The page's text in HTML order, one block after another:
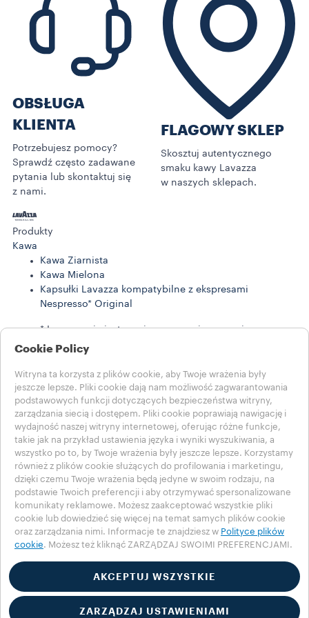
OBSŁUGA
KLIENTA
Potrzebujesz pomocy?
Sprawdź często zadawane
pytania lub skontaktuj się
z nami.
FLAGOWY SKLEP
Skosztuj autentycznego
smaku kawy Lavazza
w naszych sklepach.
Produkty
Kawa
Kawa Ziarnista
Kawa Mielona
Kapsułki Lavazza kompatybilne z ekspresami
Nespresso* Original
* Lavazza nie jest powiązana, wspierana ani
sponsorowana przez Nespresso
HISTORIE LAVAZZA
ZRÓWNOWAŻONY ROZWÓJ
ŚWIAT LAVAZZY
Pomoc
Często zadawane pytania
Skontaktuj się z nami
Zapisy prawne
Warunki użytkowania
Wybierz swój kraj
POLAND
POLAND
INNE KRAJE
Polityka prywatności
Polityka plików cookie
Cookie Policy
Witryna ta korzysta z plików cookie, aby Twoje wrażenia były
jeszcze lepsze. Pliki cookie dają nam możliwość zagwarantowania
podstawowych funkcji dotyczących bezpieczeństwa witryny,
zarządzania siecią i dostępem. Pliki cookie poprawiają nawigację i
wydajność naszej witryny internetowej, oferując różne funkcje,
takie jak na przykład ustawienia języka i wyniki wyszukiwania, a
wszystko po to, by Twoje wrażenia były jeszcze lepsze. Korzystamy
również z plików cookie służących do profilowania i marketingu,
dzięki czemu Twoje wrażenia będą jedyne w swoim rodzaju, na
podstawie Twoich preferencji i aby otrzymywać spersonalizowane
komunikaty reklamowe. Możesz zaakceptować wszystkie pliki
cookie lub dowiedzieć się więcej na temat samych plików cookie
oraz zarządzania nimi. Informacje te znajdziesz w Polityce plików
cookie. Możesz też kliknąć ZARZĄDZAJ SWOIMI PREFERENCJAMI.
AKCEPTUJ WSZYSTKIE
ZARZĄDZAJ USTAWIENIAMI